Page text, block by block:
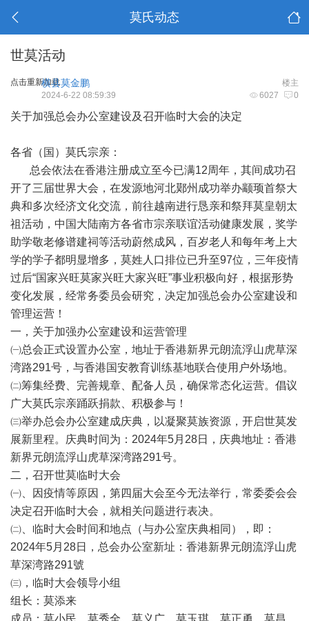
莫氏动态
世莫活动
点击重新加载 楼主
横县莫金鹏
6027 0
2024-6-22 08:59:39
关于加强总会办公室建设及召开临时大会的决定
各省（国）莫氏宗亲：
总会依法在香港注册成立至今已满12周年，其间成功召
开了三届世界大会，在发源地河北鄚州成功举办颛顼首祭大
典和多次经济文化交流，前往越南进行恳亲和祭拜莫皇朝太
祖活动，中国大陆南方各省市宗亲联谊活动健康发展，奖学
助学敬老修谱建祠等活动蔚然成风，百岁老人和每年考上大
学的学子都明显增多，莫姓人口排位已升至97位，三年疫情
过后“国家兴旺莫家兴旺大家兴旺”事业积极向好，根据形势
变化发展，经常务委员会研究，决定加强总会办公室建设和
管理运营！
一，关于加强办公室建设和运营管理
㈠总会正式设置办公室，地址于香港新界元朗流浮山虎草深
湾路291号，与香港国安教育训练基地联合使用户外场地。
㈡筹集经费、完善规章、配备人员，确保常态化运营。倡议
广大莫氏宗亲踊跃捐款、积极参与！
㈢举办总会办公室建成庆典，以凝聚莫族资源，开启世莫发
展新里程。庆典时间为：2024年5月28日，庆典地址：香港
新界元朗流浮山虎草深湾路291号。
二，召开世莫临时大会
㈠、因疫情等原因，第四届大会至今无法举行，常委委会会
决定召开临时大会，就相关问题进行表决。
㈡、临时大会时间和地点（与办公室庆典相同），即：
2024年5月28日，总会办公室新址：香港新界元朗流浮山虎
草深湾路291號
㈢，临时大会领导小组
组长：莫添来
成员：莫小民、莫秀全、莫义广、莫玉琪、莫正勇、莫昌